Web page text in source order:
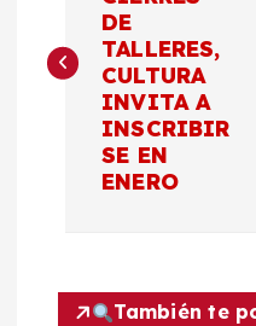
v
e
c
DE
TALLERES,
CULTURA
INVITA A
INSCRIBIR
SE EN
ENERO
También te